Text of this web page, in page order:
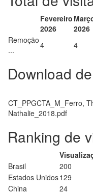
Fevereiro
2026
2026
Remoção
...
4 4
Download
CT_PPGCTA_M_Ferro,
Nathalie_2018.pdf
Ranking de
Brasil
200
Estados Unidos129
China
24